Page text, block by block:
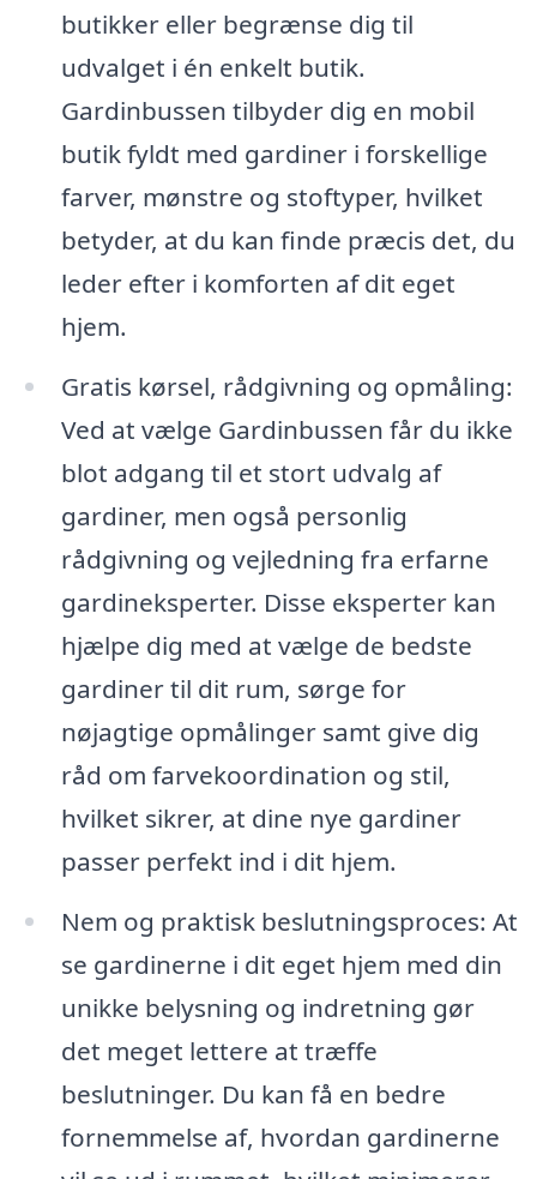
butikker eller begrænse dig til
udvalget i én enkelt butik.
Gardinbussen tilbyder dig en mobil
butik fyldt med gardiner i forskellige
farver, mønstre og stoftyper, hvilket
betyder, at du kan finde præcis det, du
leder efter i komforten af dit eget
hjem.
Gratis kørsel, rådgivning og opmåling:
Ved at vælge Gardinbussen får du ikke
blot adgang til et stort udvalg af
gardiner, men også personlig
rådgivning og vejledning fra erfarne
gardineksperter. Disse eksperter kan
hjælpe dig med at vælge de bedste
gardiner til dit rum, sørge for
nøjagtige opmålinger samt give dig
råd om farvekoordination og stil,
hvilket sikrer, at dine nye gardiner
passer perfekt ind i dit hjem.
Nem og praktisk beslutningsproces: At
se gardinerne i dit eget hjem med din
unikke belysning og indretning gør
det meget lettere at træffe
beslutninger. Du kan få en bedre
fornemmelse af, hvordan gardinerne